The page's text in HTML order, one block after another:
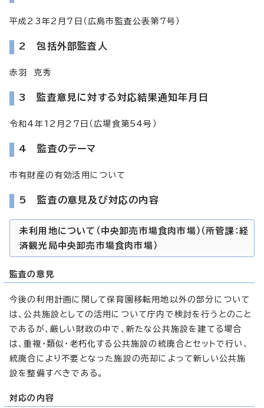
平成23年2月7日（広島市監査公表第7号）
2 包括外部監査人
赤羽 克秀
3 監査意見に対する対応結果通知年月日
令和4年12月27日（広場食第54号）
4 監査のテーマ
市有財産の有効活用について
5 監査の意見及び対応の内容
未利用地について（中央卸売市場食肉市場）（所管課：経
済観光局中央卸売市場食肉市場）
監査の意見
今後の利用計画に関して保育園移転用地以外の部分について
は、公共施設としての活用について庁内で検討を行うとのこと
であるが、厳しい財政の中で、新たな公共施設を建てる場合
は、重複・類似・老朽化する公共施設の統廃合とセットで行い、
統廃合により不要となった施設の売却によって新しい公共施
設を整備すべきである。
対応の内容